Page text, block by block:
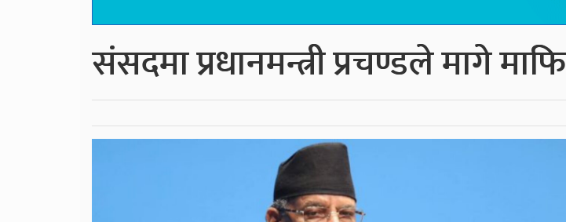
संसदमा प्रधानमन्त्री प्रचण्डले मागे माफि